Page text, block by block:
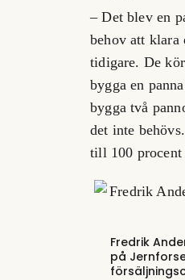
– Det blev en
behov att klara
tidigare. De
bygga en
bygga två
det inte
till 100
Fredrik
på